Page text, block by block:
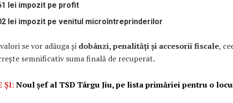
lei impozit pe profit
lei impozit pe venitul microîntreprinderilor
se vor adăuga și dobânzi, penalități și accesorii fiscale,
semnificativ suma finală de recuperat.
ȘI:Noul șef al TSD Târgu Jiu, pe lista primăriei pentru o